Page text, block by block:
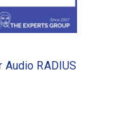
RADIUS